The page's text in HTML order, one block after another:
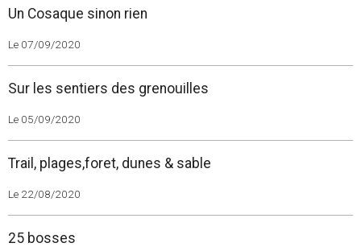
Un Cosaque sinon rien
Le 07/09/2020
Sur les sentiers des grenouilles
Le 05/09/2020
Trail, plages,foret, dunes & sable
Le 22/08/2020
25 bosses